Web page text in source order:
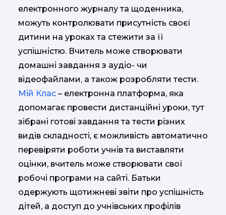
електронного журналу та щоденника,
можуть контролювати присутність своєї
дитини на уроках та стежити за її
успішністю. Вчитель може створювати
домашні завдання з аудіо- чи
відеофайлами, а також розробляти тести.
Мій Клас – електронна платформа, яка
допомагає провести дистанційні уроки, тут
зібрані готові завдання та тести різних
видів складності, є можливість автоматично
перевіряти роботи учнів та виставляти
оцінки, вчитель може створювати свої
робочі програми на сайті. Батьки
одержують щотижневі звіти про успішність
дітей, а доступ до учнівських профілів